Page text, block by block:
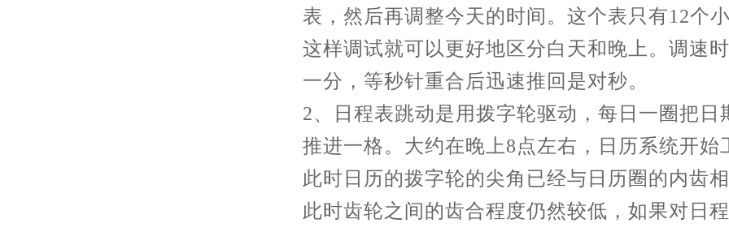
表，然后再调整今天的时间。这个表只有12个
这样调试就可以更好地区分白天和晚上。调速
一分，等秒针重合后迅速推回是对秒。
2、日程表跳动是用拨字轮驱动，每日一圈把日
推进一格。大约在晚上8点左右，日历系统开始
此时日历的拨字轮的尖角已经与日历圈的内齿
此时齿轮之间的齿合程度仍然较低，如果对日